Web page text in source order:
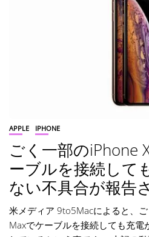
APPLE IPHONE
ごく一部のiPhone
ーブルを接続して
ない不具合が報告
米メディア 9to5Macによると、ご
Maxでケーブルを接続しても充電